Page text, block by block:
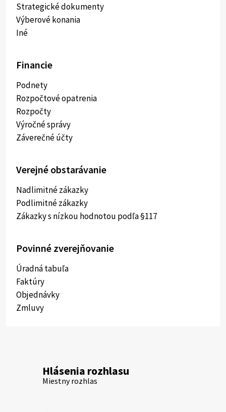
Strategické dokumenty
Výberové konania
Iné
Financie
Podnety
Rozpočtové opatrenia
Rozpočty
Výročné správy
Záverečné účty
Verejné obstarávanie
Nadlimitné zákazky
Podlimitné zákazky
Zákazky s nízkou hodnotou podľa §117
Povinné zverejňovanie
Úradná tabuľa
Faktúry
Objednávky
Zmluvy
Hlásenia rozhlasu
Miestny rozhlas